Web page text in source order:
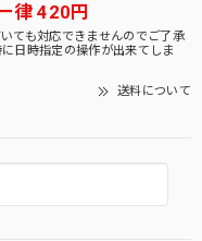
律 420円
ても対応できませんのでご了承
日時指定の操作が出来てしま
送料について